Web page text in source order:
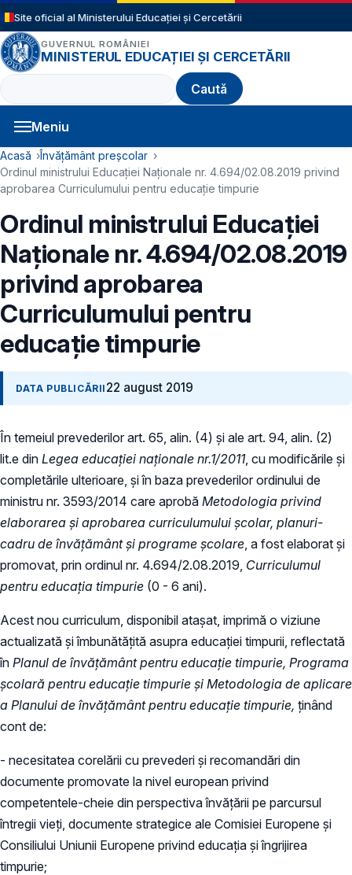
Sari la conținutul principal
Site oficial al Ministerului Educației și Cercetării
GUVERNUL ROMÂNIEI
MINISTERUL EDUCAȚIEI ȘI CERCETĂRII
Caută
Meniu
Navigație principală
Cale de navigare
Acasă
Învățământ preșcolar
Ordinul ministrului Educației Naționale nr. 4.694/02.08.2019 privind
aprobarea Curriculumului pentru educaţie timpurie
Ordinul ministrului Educației
Naționale nr. 4.694/02.08.2019
privind aprobarea
Curriculumului pentru
educaţie timpurie
DATA PUBLICĂRII 22 august 2019
În temeiul prevederilor art. 65, alin. (4) și ale art. 94, alin. (2)
lit.e din Legea educaţiei naţionale nr.1/2011, cu modificările și
completările ulterioare, și în baza prevederilor ordinului de
ministru nr. 3593/2014 care aprobă Metodologia privind
elaborarea și aprobarea curriculumului școlar, planuri-
cadru de învățământ și programe școlare , a fost elaborat și
promovat, prin ordinul nr. 4.694/2.08.2019, Curriculumul
pentru educaţia timpurie (0 - 6 ani).
Acest nou curriculum, disponibil atașat, imprimă o viziune
actualizată și îmbunătățită asupra educației timpurii, reflectată
în Planul de învățământ pentru educație timpurie, Programa
școlară pentru educație timpurie și Metodologia de aplicare
a Planului de învățământ pentru educație timpurie, ținând
cont de:
- necesitatea corelării cu prevederi și recomandări din
documente promovate la nivel european privind
competentele-cheie din perspectiva învăţării pe parcursul
întregii vieţi, documente strategice ale Comisiei Europene și
Consiliului Uniunii Europene privind educația și îngrijirea
timpurie;